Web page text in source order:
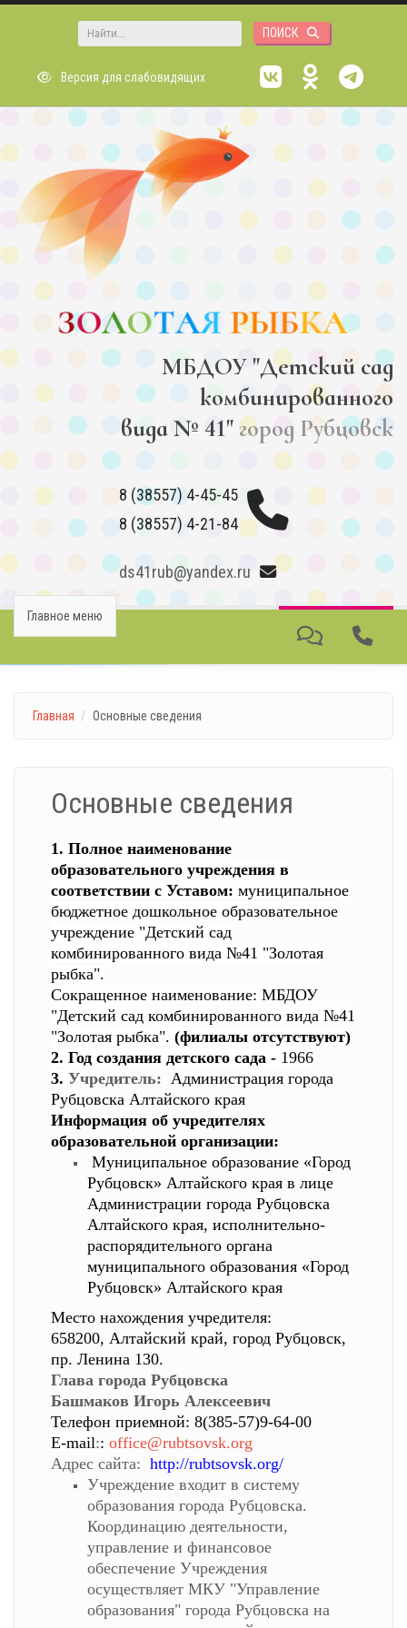
Форма поиска
Версия для слабовидящих
МБДОУ "Детский сад
комбинированного
вида № 41"город Рубцовск
8 (38557) 4-45-45
8 (38557) 4-21-84
ds41rub@yandex.ru
Главное меню
Главная Основные сведения
Основные сведения
1. Полное наименование
образовательного учреждения в
соответствии с Уставом: муниципальное
бюджетное дошкольное образовательное
учреждение "Детский сад
комбинированного вида №41 "Золотая
рыбка".
Сокращенное наименование: МБДОУ
"Детский сад комбинированного вида №41
"Золотая рыбка". (филиалы отсутствуют)
2. Год создания детского сада - 1966
3. Учредитель: Администрация города
Рубцовска Алтайского края
Информация об учредителях
образовательной организации:
Муниципальное образование «Город
Рубцовск» Алтайского края в лице
Администрации города Рубцовска
Алтайского края, исполнительно-
распорядительного органа
муниципального образования «Город
Рубцовск» Алтайского края
Место нахождения учредителя:
658200, Алтайский край, город Рубцовск,
пр. Ленина 130.
Глава города Рубцовска
Башмаков Игорь Алексеевич
Телефон приемной: 8(385-57)9-64-00
E-mail:: office@rubtsovsk.org
Адрес сайта: http://rubtsovsk.org/
Учреждение входит в систему
образования города Рубцовска.
Координацию деятельности,
управление и финансовое
обеспечение Учреждения
осуществляет МКУ "Управление
образования" города Рубцовска на